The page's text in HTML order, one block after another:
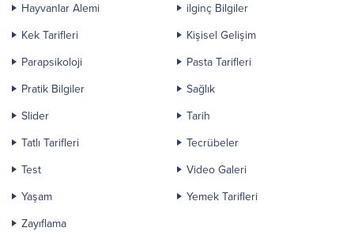
Hayvanlar Alemi
ilginç Bilgiler
Kek Tarifleri
Kişisel Gelişim
Parapsikoloji
Pasta Tarifleri
Pratik Bilgiler
Sağlık
Slider
Tarih
Tatlı Tarifleri
Tecrübeler
Test
Video Galeri
Yaşam
Yemek Tarifleri
Zayıflama